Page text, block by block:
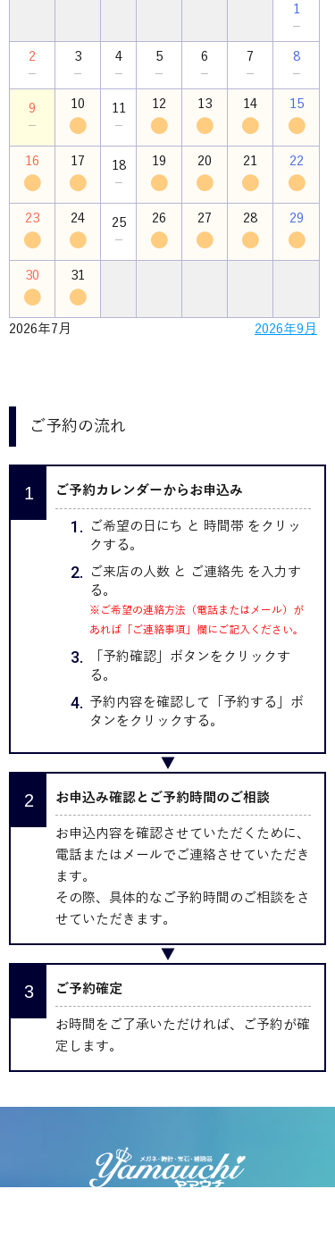
1
－
2
－
3
－
4
－
5
－
6
－
7
－
8
－
9
－
10
●
11
－
12
●
13
●
14
●
15
●
16
●
17
●
18
－
19
●
20
●
21
●
22
●
23
●
24
●
25
－
26
●
27
●
28
●
29
●
30
●
31
●
2026年7月 2026年9月
ご予約の流れ
ご予約カレンダーからお申込み
ご希望の日にち と 時間帯 をクリッ
クする。
ご来店の人数 と ご連絡先 を入力す
る。
※ご希望の連絡方法（電話またはメール）が
あれば「ご連絡事項」欄にご記入ください。
「予約確認」ボタンをクリックす
る。
予約内容を確認して「予約する」ボ
タンをクリックする。
お申込み確認とご予約時間のご相談
お申込内容を確認させていただくために、
電話またはメールでご連絡させていただき
ます。
その際、具体的なご予約時間のご相談をさ
せていただきます。
ご予約確定
お時間をご了承いただければ、ご予約が確
定します。